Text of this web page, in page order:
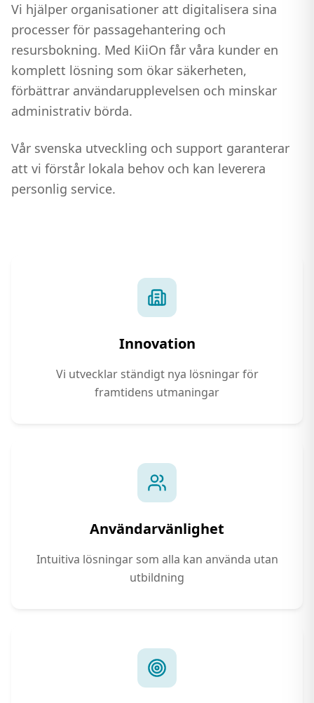
Vi hjälper organisationer att digitalisera sina
processer för passagehantering och
resursbokning. Med KiiOn får våra kunder en
komplett lösning som ökar säkerheten,
förbättrar användarupplevelsen och minskar
administrativ börda.
Vår svenska utveckling och support garanterar
att vi förstår lokala behov och kan leverera
personlig service.
Innovation
Vi utvecklar ständigt nya lösningar för
framtidens utmaningar
Användarvänlighet
Intuitiva lösningar som alla kan använda utan
utbildning